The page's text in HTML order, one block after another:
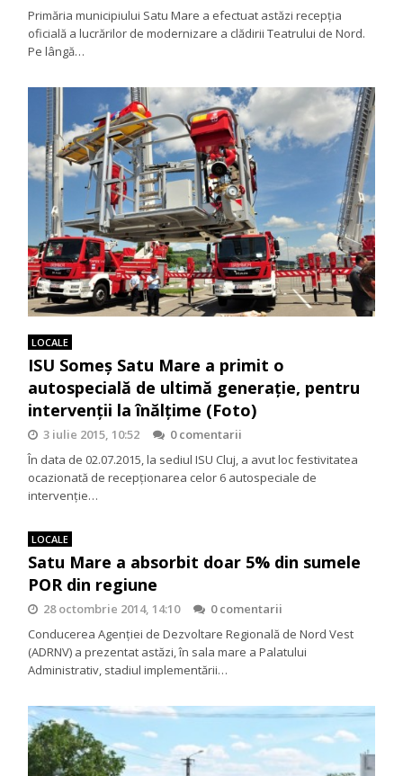
Primăria municipiului Satu Mare a efectuat astăzi recepţia
oficială a lucrărilor de modernizare a clădirii Teatrului de Nord.
Pe lângă…
LOCALE
ISU Someș Satu Mare a primit o
autospecială de ultimă generaţie, pentru
intervenţii la înălţime (Foto)
3 iulie 2015, 10:52
0 comentarii
În data de 02.07.2015, la sediul ISU Cluj, a avut loc festivitatea
ocazionată de recepţionarea celor 6 autospeciale de
intervenţie…
LOCALE
Satu Mare a absorbit doar 5% din sumele
POR din regiune
28 octombrie 2014, 14:10
0 comentarii
Conducerea Agenţiei de Dezvoltare Regională de Nord Vest
(ADRNV) a prezentat astăzi, în sala mare a Palatului
Administrativ, stadiul implementării…